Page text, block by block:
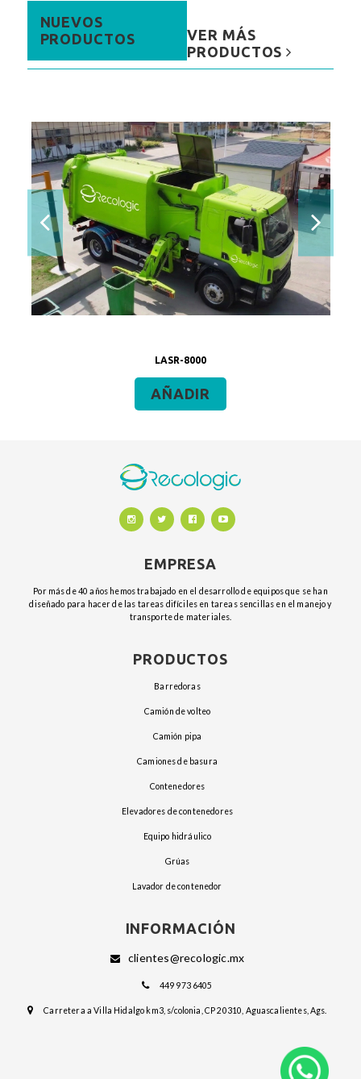
NUEVOS
PRODUCTOS
VER MÁS
PRODUCTOS
LASR-8000
AÑADIR
EMPRESA
Por más de 40 años hemos trabajado en el desarrollo de equipos que se han
diseñado para hacer de las tareas difíciles en tareas sencillas en el manejo y
transporte de materiales.
PRODUCTOS
barredoras
camión de volteo
camión pipa
camiones de basura
contenedores
elevadores de contenedores
equipo hidráulico
grúas
lavador de contenedor
INFORMACIÓN
clientes@recologic.mx
449 973 6405
Carretera a Villa Hidalgo km3, s/colonia, CP 20310, Aguascalientes, Ags.